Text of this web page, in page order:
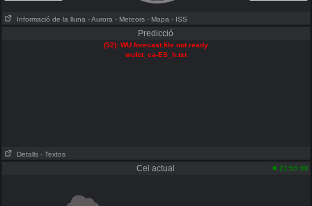
Informació de la lluna - Aurora - Meteors - Mapa - ISS
Predicció
(52): WU forecast file not ready
wufct_ca-ES_h.txt
Detalls - Textos
Cel actual 21:55:00